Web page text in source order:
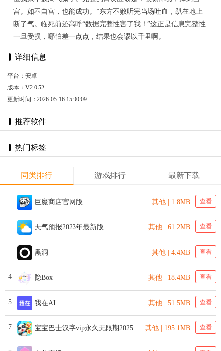
宫。如不自宫，也能成功。”东方不败听完当场吐血，趴在地上
断了气。临死前还高呼“数据完整性害了我！”这正是信息完整性
一旦受损，哪怕差一点点，结果也会谬以千里啊。
详细信息
平台：安卓
版本：V2.0.52
更新时间：2026-05-16 15:00:09
推荐软件
热门标签
同类排行 游戏排行 最新下载
巨魔商店官网版 其他 | 1.8MB 查看
天气预报2023年最新版 其他 | 61.2MB 查看
黑洞 其他 | 4.4MB 查看
4 隐Box 其他 | 18.4MB 查看
5 我在AI 其他 | 51.5MB 查看
7 其他 | 195.1MB 查看